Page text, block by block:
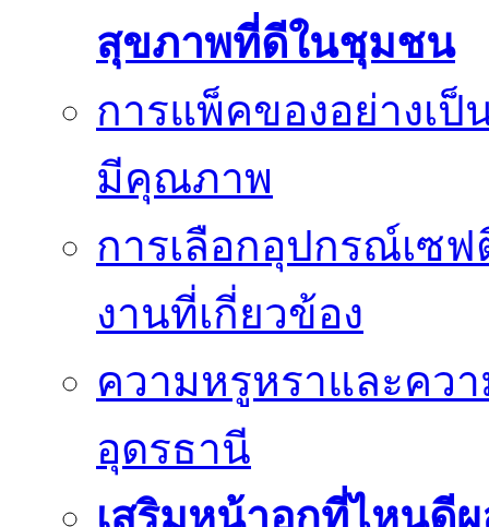
สุขภาพที่ดีในชุมชน
การแพ็คของอย่างเ
มีคุณภาพ
การเลือกอุปกรณ์เซ
งานที่เกี่ยวข้อง
ความหรูหราและคว
อุดรธานี
เสริมหน้าอกที่ไหนดี